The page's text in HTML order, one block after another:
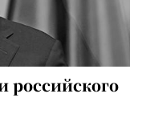
российского